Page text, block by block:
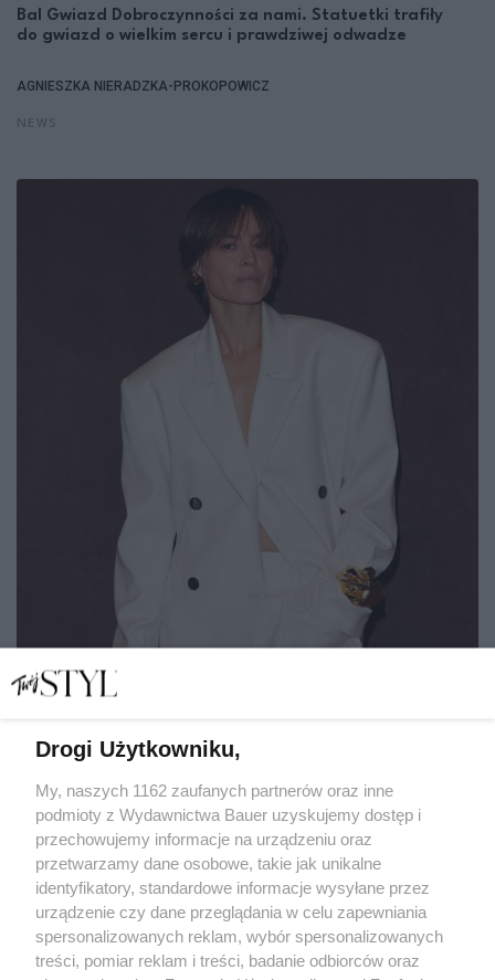
Bal Gwiazd Dobroczynności za nami. Statuetki trafiły
do gwiazd o wielkim sercu i prawdziwej odwadze
AGNIESZKA NIERADZKA-PROKOPOWICZ
w Mediolanie. Gdy Sophie miała 6 lat, straciła tatę
MATYLDA NOWAK
NEWS
Drogi Użytkowniku,
My, naszych 1162 zaufanych partnerów oraz inne
podmioty z Wydawnictwa Bauer uzyskujemy dostęp i
przechowujemy informacje na urządzeniu oraz
przetwarzamy dane osobowe, takie jak unikalne
identyfikatory, standardowe informacje wysyłane przez
urządzenie czy dane przeglądania w celu zapewniania
spersonalizowanych reklam, wybór spersonalizowanych
treści, pomiar reklam i treści, badanie odbiorców oraz